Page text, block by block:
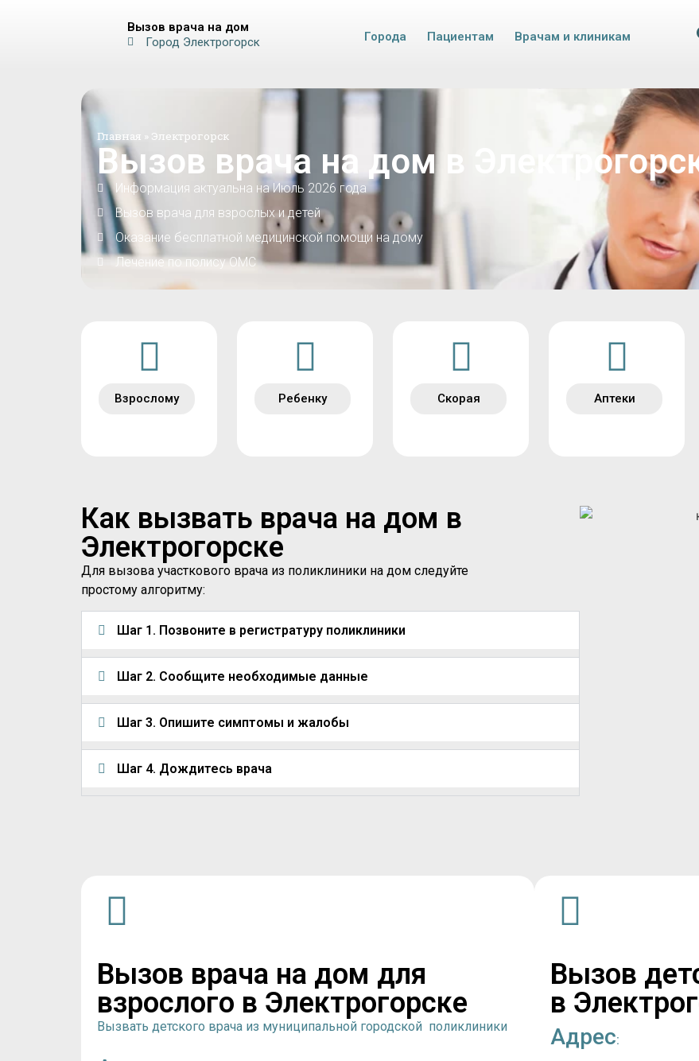
Вызов врача на дом
Город Электрогорск
Города Пациентам Врачам и клиникам
Главная » Электрогорск
Вызов врача на дом в
Информация актуальна на Июль 2026 года
Вызов врача для взрослых и детей
Оказание бесплатной медицинской помощи на дому
Лечение по полису ОМС
Взрослому Ребенку Скорая Аптеки
Как вызвать врача на дом в
Электрогорске
Для вызова участкового врача из поликлиники на дом следуйте
простому алгоритму:
Шаг 1. Позвоните в регистратуру поликлиники
Шаг 2. Сообщите необходимые данные
Шаг 3. Опишите симптомы и жалобы
Шаг 4. Дождитесь врача
Вызов врача на дом для
взрослого в Электрогорске
Вызвать детского врача из муниципальной городской поликлиники
Вызов
в
Адрес: